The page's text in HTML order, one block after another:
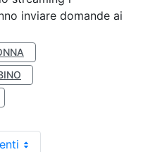
inviare domande ai